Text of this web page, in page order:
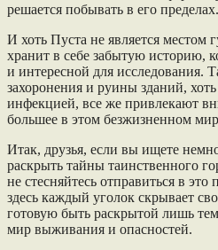
решается побывать в его пределах.
И хоть Пуста не является местом
хранит в себе забытую историю,
и интересной для исследования.
захоронения и руины зданий,
инфекцией, все же привлекают
большее в этом безжизненном
Итак, друзья, если вы ищете
раскрыть тайны таинственного
не стесняйтесь отправиться в
здесь каждый уголок скрывает
готовую быть раскрытой лишь
мир выживания и опасностей.